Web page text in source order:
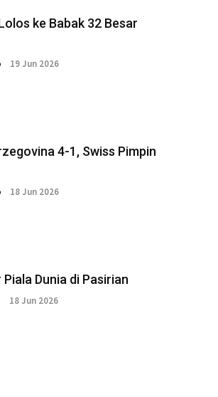
ke Babak 32 Besar
19 Jun 2026
4-1, Swiss Pimpin
18 Jun 2026
Dunia di Pasirian
18 Jun 2026